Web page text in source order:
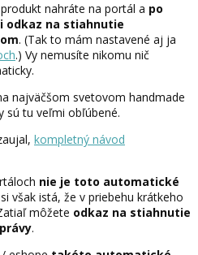
nahráte na portál a po
odkaz na stiahnutie
. (Tak to mám nastavené aj ja
.) Vy nemusíte nikomu nič
najväčšom svetovom handmade
sú tu veľmi obľúbené.
kompletný návod
nie je toto automatické
však istá, že v priebehu krátkeho
môžete odkaz na stiahnutie
.